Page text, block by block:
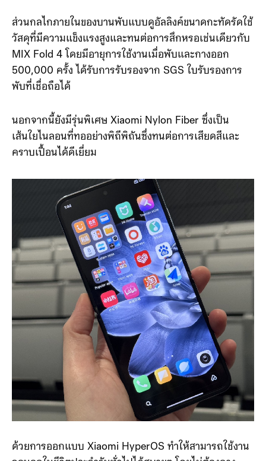
ส่วนกลไกภายในของบานพับแบบดูอัลลิงค์ขนาดกะทัดรัดใช้
วัสดุที่มีความแข็งแรงสูงและทนต่อการสึกหรอเช่นเดียวกับ
MIX Fold 4 โดยมีอายุการใช้งานเมื่อพับและกางออก
500,000 ครั้ง ได้รับการรับรองจาก SGS ใบรับรองการ
พับที่เชื่อถือได้
นอกจากนี้ยังมีรุ่นพิเศษ Xiaomi Nylon Fiber ซึ่งเป็น
เส้นใยไนลอนที่ทออย่างพิถีพิถันซึ่งทนต่อการเสียดสีและ
คราบเปื้อนได้ดีเยี่ยม
ด้วยการออกแบบ Xiaomi HyperOS ทำให้สามารถใช้งาน